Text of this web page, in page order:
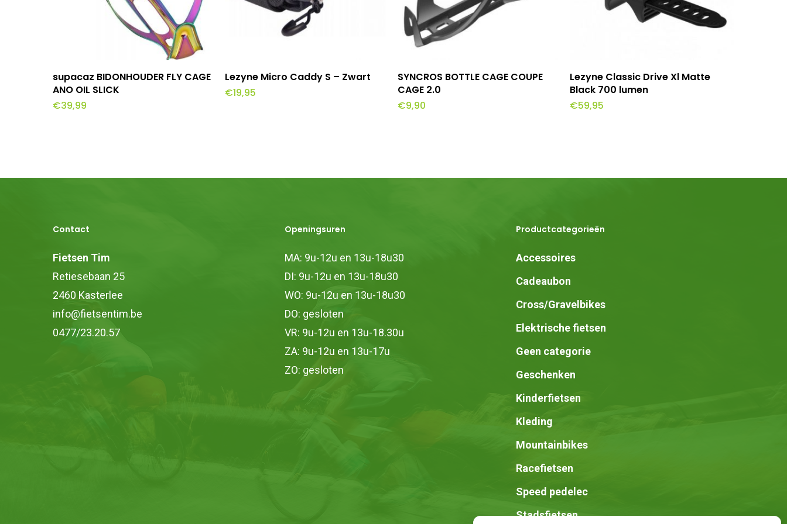
Toevoegen Aan Winkelwagen
supacaz BIDONHOUDER FLY CAGE
ANO OIL SLICK
€39,99
Toevoegen Aan Winkelwagen
Lezyne Micro Caddy S – Zwart
€19,95
Toevoegen Aan Winkelwagen
SYNCROS BOTTLE CAGE COUPE
CAGE 2.0
€9,90
Toevoegen Aan Winkelwagen
Lezyne Classic Drive Xl Matte
Black 700 lumen
€59,95
Contact
Fietsen Tim
Retiesebaan 25
2460 Kasterlee
info@fietsentim.be
0477/23.20.57
Openingsuren
MA: 9u-12u en 13u-18u30
DI: 9u-12u en 13u-18u30
WO: 9u-12u en 13u-18u30
DO: gesloten
VR: 9u-12u en 13u-18.30u
ZA: 9u-12u en 13u-17u
ZO: gesloten
Productcategorieën
Accessoires
Cadeaubon
Cross/Gravelbikes
Elektrische fietsen
Geen categorie
Geschenken
Kinderfietsen
Kleding
Mountainbikes
Racefietsen
Speed pedelec
Stadsfietsen